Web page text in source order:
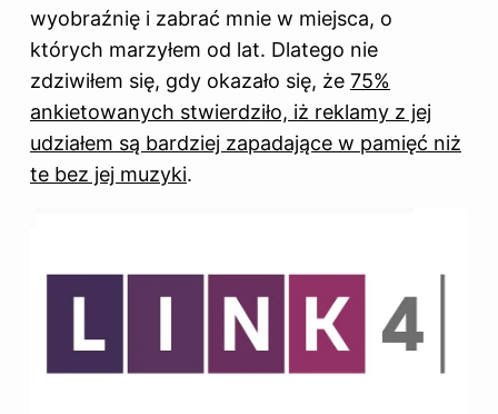
wyobraźnię i zabrać mnie w miejsca, o
których marzyłem od lat. Dlatego nie
zdziwiłem się, gdy okazało się, że 75%
ankietowanych stwierdziło, iż reklamy z jej
udziałem są bardziej zapadające w pamięć niż
te bez jej muzyki.